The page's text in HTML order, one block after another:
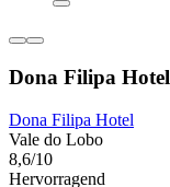
Dona Filipa Hotel
Dona Filipa Hotel
Vale do Lobo
8,6/10
Hervorragend